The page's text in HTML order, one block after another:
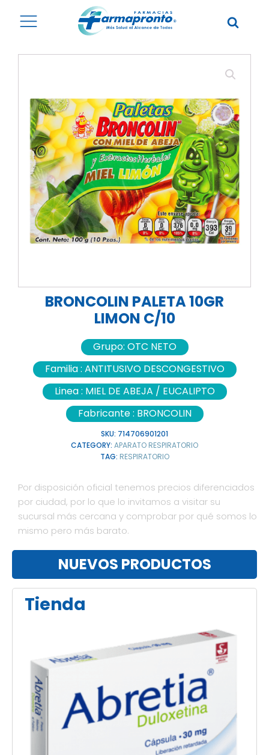
BRONCOLIN PALETA 10GR
LIMON C/10
Grupo: OTC NETO
Familia : ANTITUSIVO DESCONGESTIVO
Linea : MIEL DE ABEJA / EUCALIPTO
Fabricante : BRONCOLIN
SKU: 714706901201
CATEGORY: APARATO RESPIRATORIO
TAG: RESPIRATORIO
Por disposición oficial tenemos precios diferenciados
por ciudad, por lo que lo invitamos a visitar su
sucursal más cercana y comprobar por qué somos lo
mismo pero más barato.
NUEVOS PRODUCTOS
Tienda